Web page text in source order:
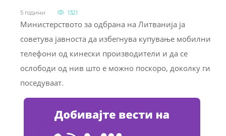
5 години 1321
Министерството за одбрана на Литванија ја
советува јавноста да избегнува купување мобилни
телефони од кинески производители и да се
ослободи од нив што е можно поскоро, доколку ги
поседуваат.